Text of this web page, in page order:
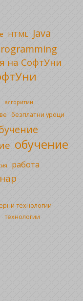
HTML Java
на СофтУни
алгоритми
безплатни уроци
обучение
работа
технологии
технологии